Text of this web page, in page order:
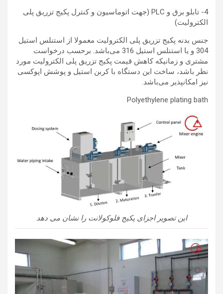
4- تابلو برق و PLC (جهت اتوماسیون و کنترل پکیج تزریق پلی
الکترولیت)
جنس بدنه پکیج تزریق پلی الکترولیت معمولا از استنلس استیل
304 و یا استنلس استیل 316 می‌باشد. برحسب درخواست
مشتری و زمانیکه کاهش قیمت پکیج تزریق پلی الکترولیت مورد
نظر باشد، ساخت این دستگاه با کربن استیل و پوشش اپوکسی
نیز امکانپذیر می‌باشد.
Polyethylene plating bath
این تصویر اجزای پکیج فلوکولانت را نشان می دهد